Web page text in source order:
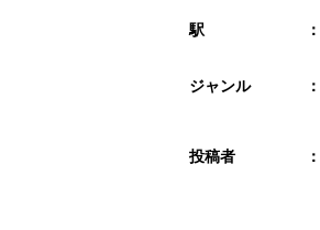
駅 ：
ジャンル ：
投稿者 ：